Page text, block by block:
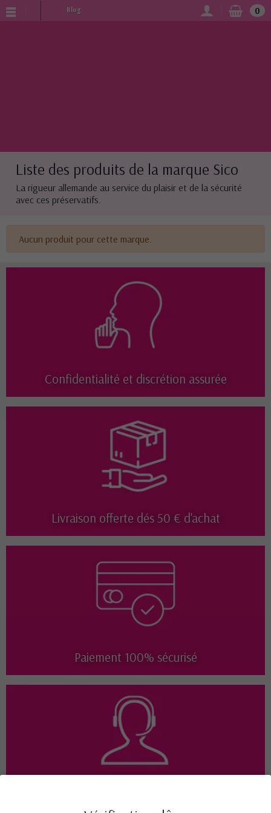
Blog 0
Liste des produits de la marque Sico
La rigueur allemande au service du plaisir et de la sécurité
avec ces préservatifs.
Aucun produit pour cette marque.
Confidentialité et discrétion assurée
Livraison offerte dés 50 € d'achat
Paiement 100% sécurisé